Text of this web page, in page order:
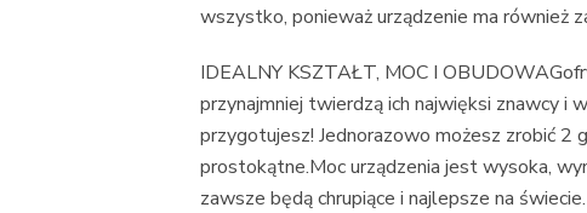
wszystko, ponieważ urządzenie ma również
IDEALNY KSZTAŁT, MOC I
przynajmniej twierdzą ich najwięksi znawcy i
przygotujesz! Jednorazowo możesz zrobić 2
prostokątne.Moc urządzenia jest wysoka,
zawsze będą chrupiące i najlepsze na